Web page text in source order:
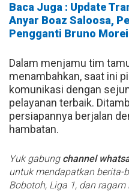
Baca Juga : Update
Anyar Boaz Saloosa,
Pengganti Bruno
Dalam menjamu tim
menambahkan, saat ini
komunikasi dengan
pelayanan terbaik.
persiapannya berjalan
hambatan.
Yuk gabung channel
untuk mendapatkan berita-
Bobotoh, Liga 1, dan